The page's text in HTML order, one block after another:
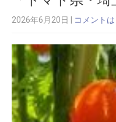
2026年6月20日 コメント